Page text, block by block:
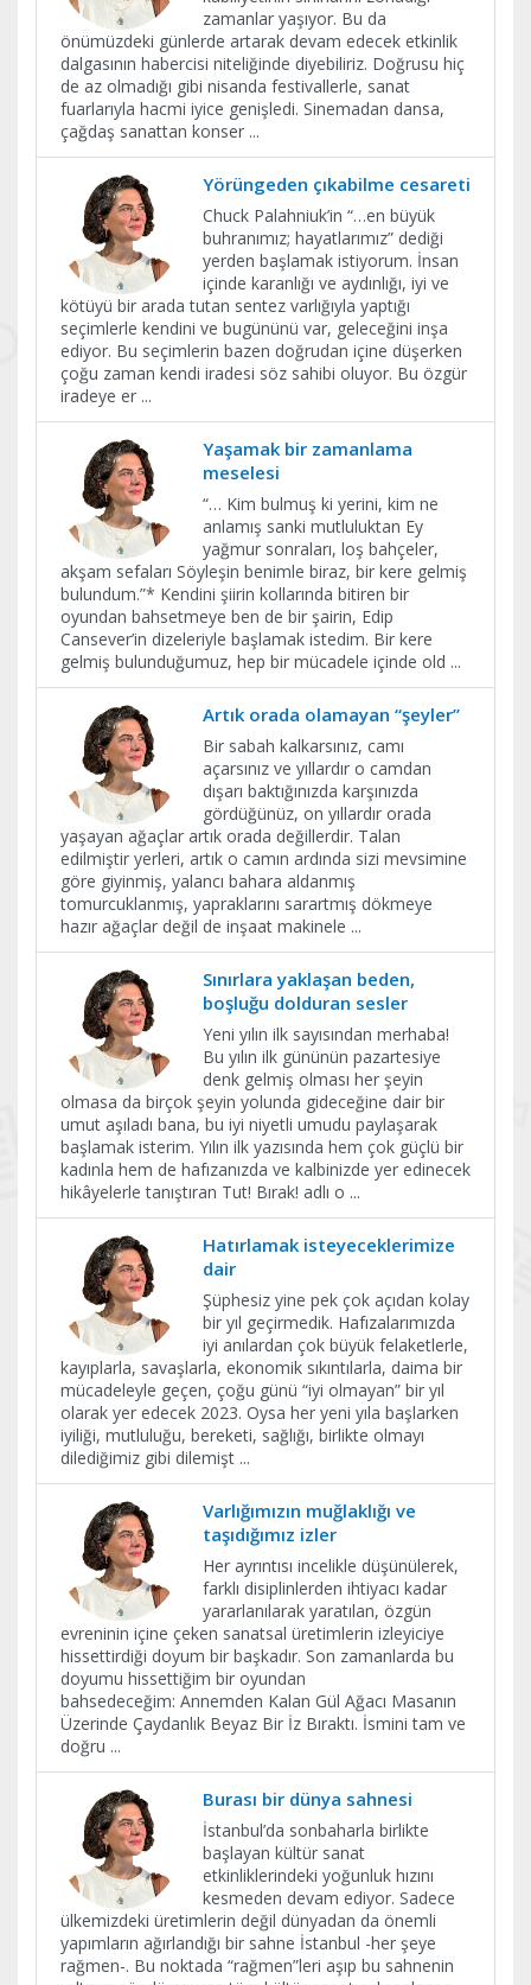
zamanlar yaşıyor. Bu da
önümüzdeki günlerde artarak devam edecek etkinlik
dalgasının habercisi niteliğinde diyebiliriz. Doğrusu hiç
de az olmadığı gibi nisanda festivallerle, sanat
fuarlarıyla hacmi iyice genişledi. Sinemadan dansa,
çağdaş sanattan konser ...
Yörüngeden çıkabilme cesareti
Chuck Palahniuk’in “…en büyük
buhranımız; hayatlarımız” dediği
yerden başlamak istiyorum. İnsan
içinde karanlığı ve aydınlığı, iyi ve
kötüyü bir arada tutan sentez varlığıyla yaptığı
seçimlerle kendini ve bugününü var, geleceğini inşa
ediyor. Bu seçimlerin bazen doğrudan içine düşerken
çoğu zaman kendi iradesi söz sahibi oluyor. Bu özgür
iradeye er ...
Yaşamak bir zamanlama
meselesi
“… Kim bulmuş ki yerini, kim ne
anlamış sanki mutluluktan Ey
yağmur sonraları, loş bahçeler,
akşam sefaları Söyleşin benimle biraz, bir kere gelmiş
bulundum.”* Kendini şiirin kollarında bitiren bir
oyundan bahsetmeye ben de bir şairin, Edip
Cansever’in dizeleriyle başlamak istedim. Bir kere
gelmiş bulunduğumuz, hep bir mücadele içinde old ...
Artık orada olamayan “şeyler”
Bir sabah kalkarsınız, camı
açarsınız ve yıllardır o camdan
dışarı baktığınızda karşınızda
gördüğünüz, on yıllardır orada
yaşayan ağaçlar artık orada değillerdir. Talan
edilmiştir yerleri, artık o camın ardında sizi mevsimine
göre giyinmiş, yalancı bahara aldanmış
tomurcuklanmış, yapraklarını sarartmış dökmeye
hazır ağaçlar değil de inşaat makinele ...
Sınırlara yaklaşan beden,
boşluğu dolduran sesler
Yeni yılın ilk sayısından merhaba!
Bu yılın ilk gününün pazartesiye
denk gelmiş olması her şeyin
olmasa da birçok şeyin yolunda gideceğine dair bir
umut aşıladı bana, bu iyi niyetli umudu paylaşarak
başlamak isterim. Yılın ilk yazısında hem çok güçlü bir
kadınla hem de hafızanızda ve kalbinizde yer edinecek
hikâyelerle tanıştıran Tut! Bırak! adlı o ...
Hatırlamak isteyeceklerimize
dair
Şüphesiz yine pek çok açıdan kolay
bir yıl geçirmedik. Hafızalarımızda
iyi anılardan çok büyük felaketlerle,
kayıplarla, savaşlarla, ekonomik sıkıntılarla, daima bir
mücadeleyle geçen, çoğu günü “iyi olmayan” bir yıl
olarak yer edecek 2023. Oysa her yeni yıla başlarken
iyiliği, mutluluğu, bereketi, sağlığı, birlikte olmayı
dilediğimiz gibi dilemişt ...
Varlığımızın muğlaklığı ve
taşıdığımız izler
Her ayrıntısı incelikle düşünülerek,
farklı disiplinlerden ihtiyacı kadar
yararlanılarak yaratılan, özgün
evreninin içine çeken sanatsal üretimlerin izleyiciye
hissettirdiği doyum bir başkadır. Son zamanlarda bu
doyumu hissettiğim bir oyundan
bahsedeceğim: Annemden Kalan Gül Ağacı Masanın
Üzerinde Çaydanlık Beyaz Bir İz Bıraktı. İsmini tam ve
doğru ...
Burası bir dünya sahnesi
İstanbul’da sonbaharla birlikte
başlayan kültür sanat
etkinliklerindeki yoğunluk hızını
kesmeden devam ediyor. Sadece
ülkemizdeki üretimlerin değil dünyadan da önemli
yapımların ağırlandığı bir sahne İstanbul -her şeye
rağmen-. Bu noktada “rağmen”leri aşıp bu sahnenin